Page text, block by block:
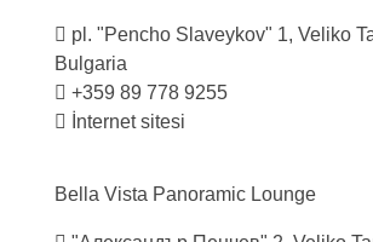
pl. "Pencho Slaveykov" 1, Veliko
Bulgaria
+359 89 778 9255
İnternet sitesi
Bella Vista Panoramic Lounge